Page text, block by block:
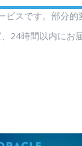
スです。部分的
24時間以内にお届